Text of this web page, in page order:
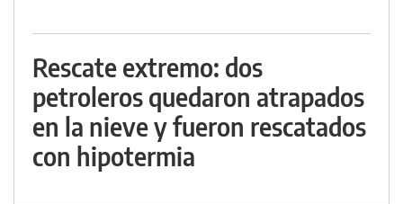
Rescate extremo: dos
petroleros quedaron atrapados
en la nieve y fueron rescatados
con hipotermia